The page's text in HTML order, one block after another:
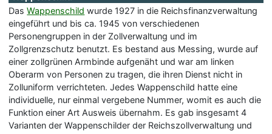
DasWappenschild wurde 1927 in die Reichsfinanzverwaltung
eingeführt und bis ca. 1945 von verschiedenen
Personengruppen in der Zollverwaltung und im
Zollgrenzschutz benutzt. Es bestand aus Messing, wurde auf
einer zollgrünen Armbinde aufgenäht und war am linken
Oberarm von Personen zu tragen, die ihren Dienst nicht in
Zolluniform verrichteten. Jedes Wappenschild hatte eine
individuelle, nur einmal vergebene Nummer, womit es auch die
Funktion einer Art Ausweis übernahm. Es gab insgesamt 4
Varianten der Wappenschilder der Reichszollverwaltung und